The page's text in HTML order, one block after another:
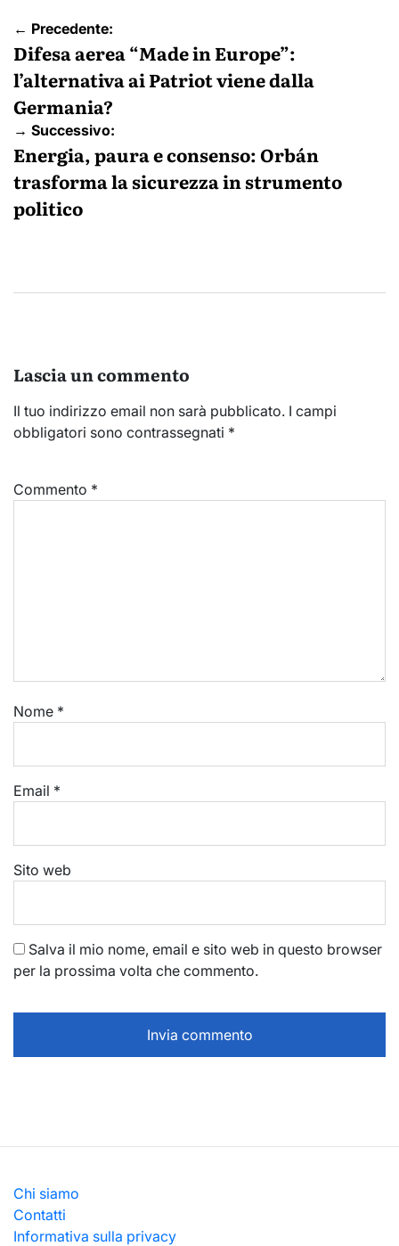
Navigazione
articoli
← Precedente:
Difesa aerea “Made in Europe”:
l’alternativa ai Patriot viene dalla
Germania?
→ Successivo:
Energia, paura e consenso: Orbán
trasforma la sicurezza in strumento
politico
Lascia un commento
Il tuo indirizzo email non sarà pubblicato. I campi
obbligatori sono contrassegnati *
Commento *
Nome *
Email *
Sito web
Salva il mio nome, email e sito web in questo browser
per la prossima volta che commento.
Chi siamo
Contatti
Informativa sulla privacy